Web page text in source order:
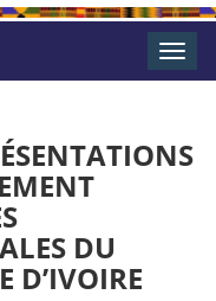
Toggle
DU
D’IVOIRE